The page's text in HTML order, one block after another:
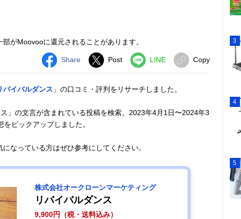
がMoovooに還元されることがあります。
Share Post LINE Copy
バイバルダンス 」の口コミ・評判をリサーチしました。
」の文言が含まれている投稿を検索。2023年4月1日〜2024年3
ピックアップしました。
になっている方はぜひ参考にしてください。
株式会社オークローンマーケティング
リバイバルダンス
9,900円（税・送料込み）
3
4
5